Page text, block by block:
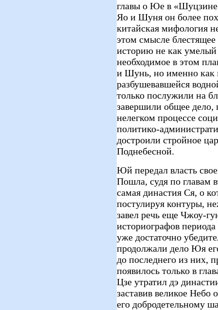
главы о Юе в
Яо и Шуня он более
китайская мифология
этом смысле
историю не как умелый
необходимое в этом
и Шунь, но именно как
разбушевавшейся
только послужили на
завершили общее дело,
нелегком процессе
политико-
достроили стройное
Поднебесной.
Юй передал власть
Пошла, судя по главам
самая династия Ся, о
постулируя контуры,
завел речь еще Чжоу-
историографов
уже достаточно
продолжали дело Юя
до последнего из них,
появилось только в
Цзе утратил дэ
заставив великое Небо
его добродетельному